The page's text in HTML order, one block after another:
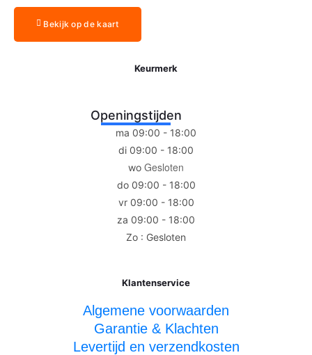
Bekijk op de kaart
Keurmerk
Openingstijden
ma 09:00 - 18:00
di 09:00 - 18:00
wo Gesloten
do 09:00 - 18:00
vr 09:00 - 18:00
za 09:00 - 18:00
Zo : Gesloten
Klantenservice
Algemene voorwaarden
Garantie & Klachten
Levertijd en verzendkosten